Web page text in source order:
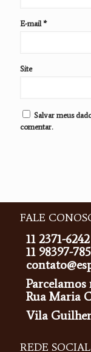
E-mail*
Site
Salvar meus
comentar.
FALE
11 2371-6242
11 98397-
Rua Maria
Vila
REDE SOCIAL